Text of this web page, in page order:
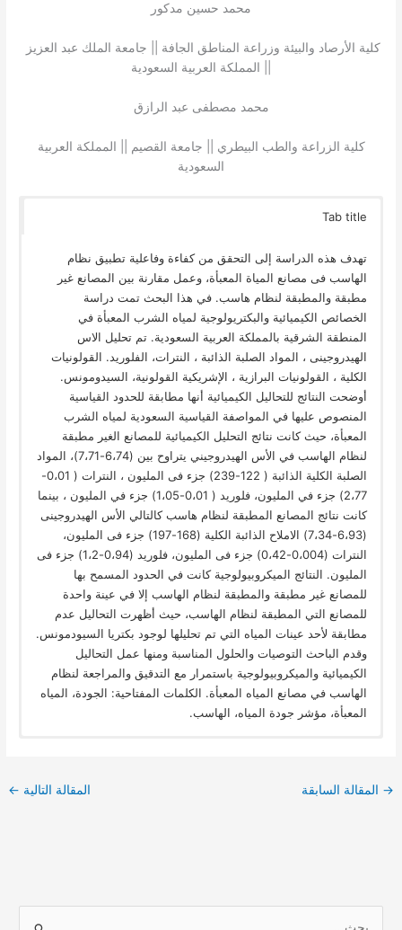
محمد حسين مدكور
كلية الأرصاد والبيئة وزراعة المناطق الجافة || جامعة الملك عبد العزيز
|| المملكة العربية السعودية
محمد مصطفى عبد الرازق
كلية الزراعة والطب البيطري || جامعة القصيم || المملكة العربية
السعودية
Tab title
تهدف هذه الدراسة إلى التحقق من كفاءة وفاعلية تطبيق نظام
الهاسب فى مصانع المياة المعبأة، وعمل مقارنة بين المصانع غير
مطبقة والمطبقة لنظام هاسب. في هذا البحث تمت دراسة
الخصائص الكيميائية والبكتريولوجية لمياه الشرب المعبأة في
المنطقة الشرقية بالمملكة العربية السعودية. تم تحليل الاس
الهيدروجينى ، المواد الصلبة الذائبة ، النترات، الفلوريد. القولونيات
الكلية ، القولونيات البرازية ، الإشريكية القولونية، السيدومونس.
أوضحت النتائج للتحاليل الكيميائية أنها مطابقة للحدود القياسية
المنصوص عليها في المواصفة القياسية السعودية لمياه الشرب
المعبأة، حيث كانت نتائج التحليل الكيميائية للمصانع الغير مطبقة
لنظام الهاسب في الأس الهيدروجيني يتراوح بين (6،74-7،71)، المواد
الصلبة الكلية الذائبة ( 122-239) جزء فى المليون ، النترات ( 0،01-
2،77) جزء في المليون، فلوريد ( 0،01-1،05) جزء في المليون ، بينما
كانت نتائج المصانع المطبقة لنظام هاسب كالتالي الأس الهيدروجينى
(6،93-7،34) الاملاح الذائبة الكلية (168-197) جزء فى المليون،
النترات (0،004-0،42) جزء فى المليون، فلوريد (0،94-1،2) جزء فى
المليون. النتائج الميكروبيولوجية كانت في الحدود المسمح بها
للمصانع غير مطبقة والمطبقة لنظام الهاسب إلا في عينة واحدة
للمصانع التي المطبقة لنظام الهاسب، حيث أظهرت التحاليل عدم
مطابقة لأحد عينات المياه التي تم تحليلها لوجود بكتريا السيودمونس.
وقدم الباحث التوصيات والحلول المناسبة ومنها عمل التحاليل
الكيميائية والميكروبيولوجية باستمرار مع التدقيق والمراجعة لنظام
الهاسب في مصانع المياه المعبأة. الكلمات المفتاحية: الجودة، المياه
المعبأة، مؤشر جودة المياه، الهاسب.
→ المقالة السابقة المقالة التالية ←